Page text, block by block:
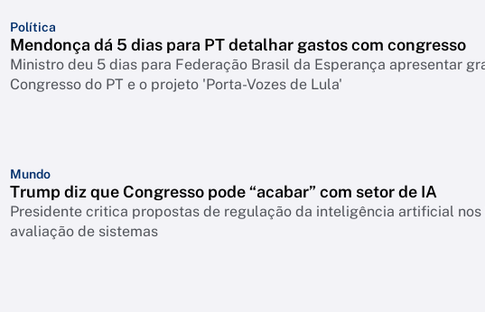
Política
Mendonça dá 5 dias para PT detalhar gastos com congresso
Ministro deu 5 dias para Federação Brasil da Esperança apresentar
Congresso do PT e o projeto 'Porta-Vozes de Lula'
Mundo
Trump diz que Congresso pode “acabar” com setor de IA
Presidente critica propostas de regulação da inteligência artificial nos
avaliação de sistemas